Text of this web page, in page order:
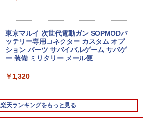
￥5,150
￥6,600
東京マルイ 次世代電動ガン SOPMODバ
ッテリー専用コネクター カスタム オプ
ション パーツ サバイバルゲーム サバゲ
ー 装備 ミリタリー メール便
￥1,320
楽天ランキングをもっと見る